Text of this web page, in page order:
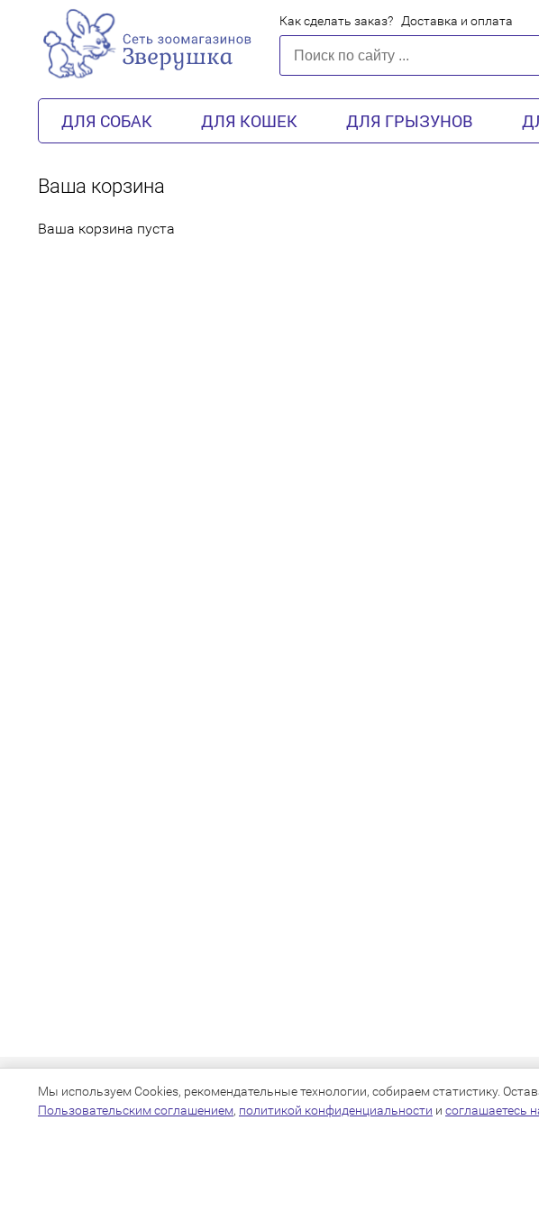
Как сделать заказ? Доставка и оплата
ДЛЯ СОБАК ДЛЯ КОШЕК ДЛЯ ГРЫЗУНОВ
Ваша корзина
Ваша корзина пуста
Для
Мы используем Cookies, рекомендательные технологии, собираем статистику.
Пользовательским соглашением, политикой конфиденциальности и соглашаетесь